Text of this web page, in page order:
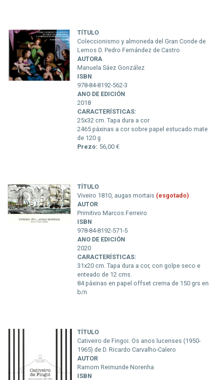
TÍTULO
Coleccionismo y almoneda del Gran Conde de
Lemos D. Pedro Fernández de Castro
AUTORA
Manuela Sáez González
ISBN
978-84-8192-562-3
ANO DE EDICIÓN
2018
CARACTERÍSTICAS:
25x32 cm. Tapa dura a cor
2465 páxinas a cor sobre papel estucado mate
de 120 g
Prezo: 56,00 €
TÍTULO
Viveiro 1810, augas mortais (esgotado)
AUTOR
Primitivo Marcos Ferreiro
ISBN
978-84-8192-571-5
ANO DE EDICIÓN
2020
CARACTERÍSTICAS:
31x20 cm. Tapa dura a cor, con golpe seco e
enteado de 12 cms.
84 páxinas en papel offset crema de 150 grs en
b/n
TÍTULO
Cativeiro de Fingoi. Os anos lucenses (1950-
1965) de D. Ricardo Carvalho-Calero
AUTOR
Ramom Reimunde Norenha
ISBN